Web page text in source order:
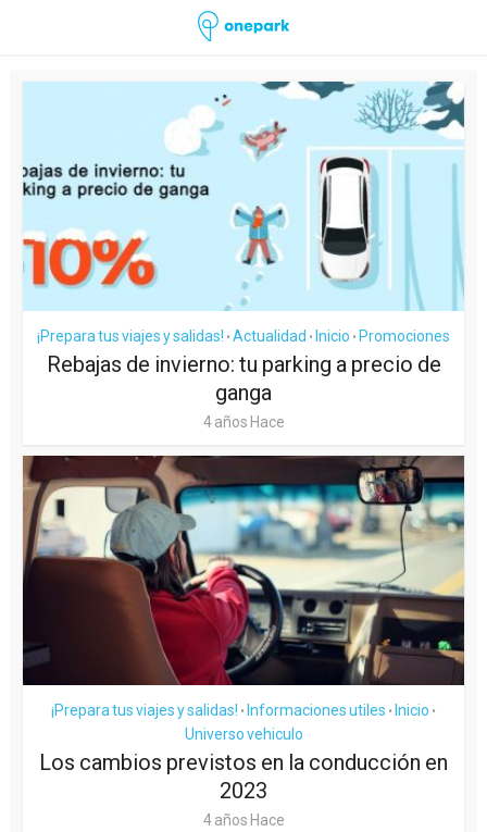
¡Prepara tus viajes y salidas! • Actualidad • Inicio • Promociones
Rebajas de invierno: tu parking a precio de
ganga
4 años Hace
¡Prepara tus viajes y salidas! • Informaciones utiles • Inicio •
Universo vehiculo
Los cambios previstos en la conducción en
2023
4 años Hace